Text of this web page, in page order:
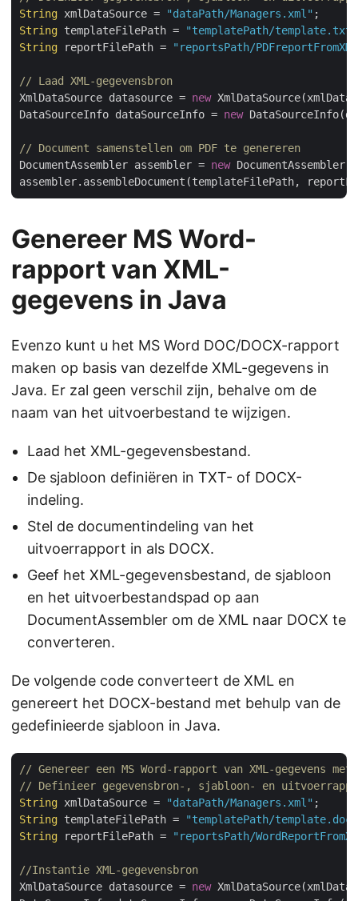
String xmlDataSource = "dataPath/Managers.xml"
String templateFilePath =
"templatePath/template.txt"
String reportFilePath = "reportsPath/
// Laad XML-gegevensbron
XmlDataSource datasource = new
DataSourceInfo dataSourceInfo = new
// Document samenstellen om PDF te genereren
DocumentAssembler assembler = new
Genereer MS Word-
rapport van XML-
gegevens in Java
Evenzo kunt u het MS Word DOC/DOCX-rapport
maken op basis van dezelfde XML-gegevens in
Java. Er zal geen verschil zijn, behalve om de
naam van het uitvoerbestand te wijzigen.
Laad het XML-gegevensbestand.
De sjabloon definiëren in TXT- of DOCX-
indeling.
Stel de documentindeling van het
uitvoerrapport in als DOCX.
Geef het XML-gegevensbestand, de sjabloon
en het uitvoerbestandspad op aan
DocumentAssembler om de XML naar DOCX te
converteren.
De volgende code converteert de XML en
genereert het DOCX-bestand met behulp van de
gedefinieerde sjabloon in Java.
// Genereer een MS Word-rapport van XML-gegevens
// Definieer gegevensbron-, sjabloon- en
String xmlDataSource = "dataPath/Managers.xml"
String templateFilePath =
"templatePath/
String reportFilePath = "reportsPath/
//Instantie XML-gegevensbron
XmlDataSource datasource = new